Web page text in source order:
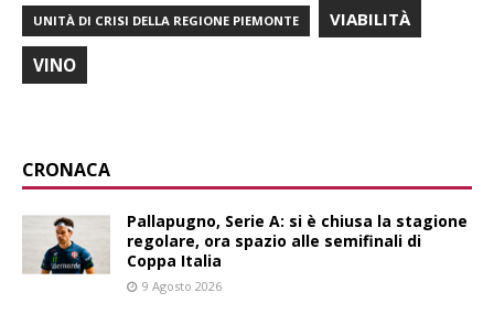
UNITÀ DI CRISI DELLA REGIONE PIEMONTE VIABILITÀ
VINO
CRONACA
Pallapugno, Serie A: si è chiusa la stagione
regolare, ora spazio alle semifinali di
Coppa Italia
9 Agosto 2026